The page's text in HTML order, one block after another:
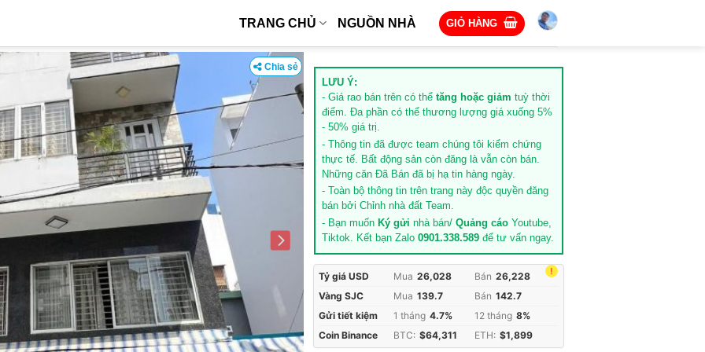
TRANG CHỦ NGUỒN NHÀ GIỎ HÀNG
Chia sẻ
LƯU Ý:
- Giá rao bán trên có thể tăng hoặc giảm tuỳ thời
điểm. Đa phần có thể thương lượng giá xuống 5%
- 50% giá trị.
- Thông tin đã được team chúng tôi kiểm chứng
thực tế. Bất động sản còn đăng là vẫn còn bán.
Những căn Đã Bán đã bị hạ tin hàng ngày.
- Toàn bộ thông tin trên trang này độc quyền đăng
bán bởi Chỉnh nhà đất Team.
- Bạn muốn Ký gửi nhà bán/ Quảng cáo Youtube,
Tiktok. Kết bạn Zalo 0901.338.589 để tư vấn ngay.
!
Tỷ giá USD Mua 26,028 Bán 26,228
Vàng SJC
Mua 139.7 Bán 142.7
Gửi tiết kiệm
1 tháng 4.7% 12 tháng 8%
Coin Binance
BTC: $64,311 ETH: $1,899